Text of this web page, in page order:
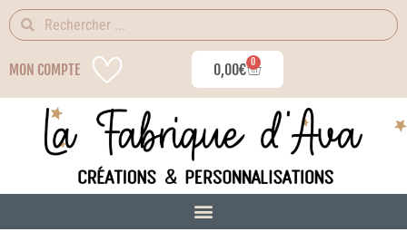
MON COMPTE 0,00€ 0